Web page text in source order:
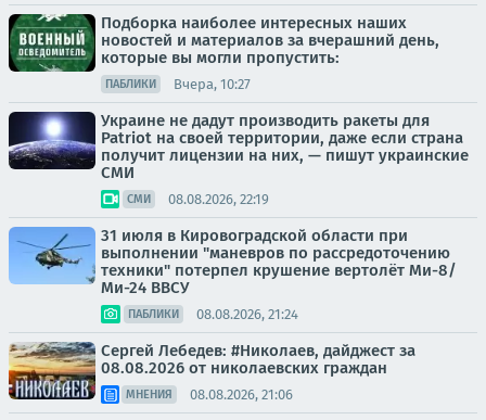
Подборка наиболее интересных наших
новостей и материалов за вчерашний день,
которые вы могли пропустить:
ПАБЛИКИ Вчера, 10:27
Украине не дадут производить ракеты для
Patriot на своей территории, даже если страна
получит лицензии на них, — пишут украинские
СМИ
СМИ 08.08.2026, 22:19
31 июля в Кировоградской области при
выполнении "маневров по рассредоточению
техники" потерпел крушение вертолёт Ми-8/
Ми-24 ВВСУ
ПАБЛИКИ 08.08.2026, 21:24
Сергей Лебедев: #Николаев, дайджест за
08.08.2026 от николаевских граждан
МНЕНИЯ 08.08.2026, 21:06